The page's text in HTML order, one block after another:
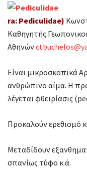
ra: Pediculidae)
Καθηγητής
Αθηνών
Είναι μικροσκοπικά
ανθρώπινο αίμα. Η
λέγεται φθειρίασις
Προκαλούν ερεθισμό
Μεταδίδουν
σπανίως τύφο κ.ά.